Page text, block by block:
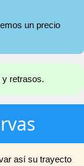
un precio
retrasos.
así su trayecto